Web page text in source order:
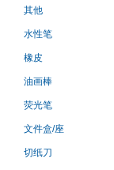
其他
水性笔
橡皮
油画棒
荧光笔
文件盒/座
切纸刀